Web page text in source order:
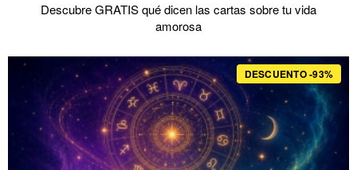
Descubre GRATIS qué dicen las cartas sobre tu vida
amorosa
DESCUENTO -93%